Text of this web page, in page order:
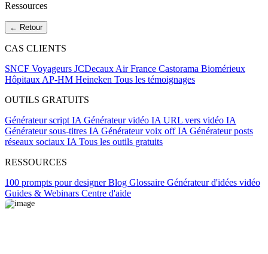
Ressources
← Retour
CAS CLIENTS
SNCF Voyageurs JCDecaux Air France Castorama Biomérieux
Hôpitaux AP-HM Heineken Tous les témoignages
OUTILS GRATUITS
Générateur script IA Générateur vidéo IA URL vers vidéo IA
Générateur sous-titres IA Générateur voix off IA Générateur posts
réseaux sociaux IA Tous les outils gratuits
RESSOURCES
100 prompts pour designerBlog Glossaire Générateur d'idées vidéo
Guides & Webinars Centre d'aide